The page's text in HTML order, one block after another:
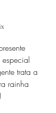
especial
trata a
rainha